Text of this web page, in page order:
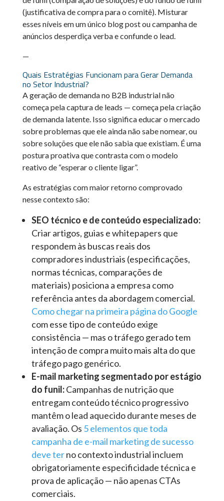
(justificativa de compra para o comitê). Misturar
esses níveis em um único blog post ou campanha de
anúncios desperdiça verba e confunde o lead.
—
Quais Estratégias Funcionam para Gerar Demanda
no Setor Industrial?
A geração de demanda no B2B industrial não
começa pela captura de leads — começa pela criação
de demanda latente. Isso significa educar o mercado
sobre problemas que ele ainda não sabe nomear, ou
sobre soluções que ele não sabia que existiam. É uma
postura proativa que contrasta com o modelo
reativo de “esperar o cliente ligar”.
As estratégias com maior retorno comprovado
nesse contexto são:
SEO técnico e de conteúdo especializado:
Criar artigos, guias e whitepapers que
respondem às buscas reais dos
compradores industriais (especificações,
normas técnicas, comparações de
materiais) posiciona a empresa como
referência antes da abordagem comercial.
Como chegar na primeira página do Google
com esse tipo de conteúdo exige
consistência — mas o tráfego gerado tem
intenção de compra muito mais alta do que
tráfego pago genérico.
E-mail marketing segmentado por estágio
do funil:Campanhas de nutrição que
entregam conteúdo técnico progressivo
mantêm o lead aquecido durante meses de
avaliação. Os 5 elementos que toda
campanha de e-mail marketing de sucesso
deve terno contexto industrial incluem
obrigatoriamente especificidade técnica e
prova de aplicação — não apenas CTAs
comerciais.